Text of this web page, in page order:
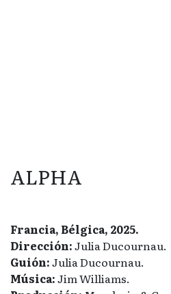
ALPHA
Francia, Bélgica, 2025.
Dirección:Julia Ducournau.
Guión:Julia Ducournau.
Música:Jim Williams.